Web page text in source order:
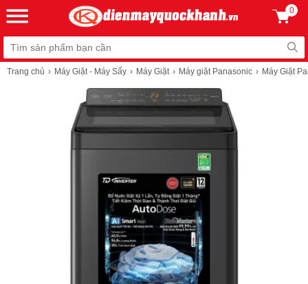
0
Trang chủ Máy Giặt - Máy Sấy Máy Giặt Máy giặt Panasonic Máy Giặt